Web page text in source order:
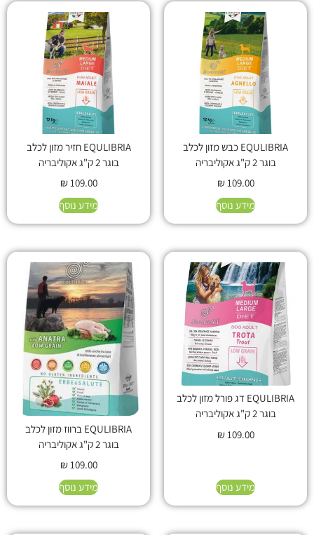
EQULIBRIA כבש מזון לכלב
בוגר 2 ק"ג אקוליבריה
₪109.00
מידע נוסף
EQULIBRIA חזיר מזון לכלב
בוגר 2 ק"ג אקוליבריה
₪109.00
מידע נוסף
EQULIBRIA דג פורל מזון לכלב
בוגר 2 ק"ג אקוליבריה
₪109.00
מידע נוסף
EQULIBRIA ברווז מזון לכלב
בוגר 2 ק"ג אקוליבריה
₪109.00
מידע נוסף